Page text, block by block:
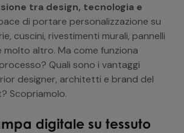
tra design, tecnologia e
di portare personalizzazione su
cuscini, rivestimenti murali, pannelli
altro. Ma come funziona
Quali sono i vantaggi
designer, architetti e brand del
Scopriamolo.
digitale su tessuto